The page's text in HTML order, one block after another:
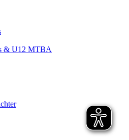
& U12 MTBA